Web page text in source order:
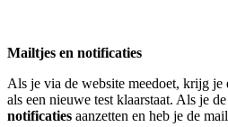
Mailtjes en notificaties
Als je via de website meedoet, krijg je
als een nieuwe test klaarstaat. Als je
notificaties aanzetten en heb je de